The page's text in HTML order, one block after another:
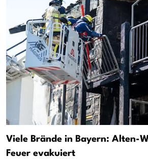
Viele Brände in Bayern: Alten-
Feuer evakuiert